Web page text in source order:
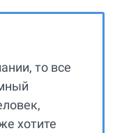
то все
хотите